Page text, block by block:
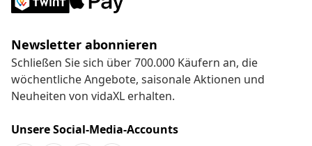
Newsletter abonnieren
Schließen Sie sich über 700.000 Käufern an, die
wöchentliche Angebote, saisonale Aktionen und
Neuheiten von vidaXL erhalten.
Unsere Social-Media-Accounts